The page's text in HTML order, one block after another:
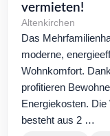
vermieten!
Altenkirchen
Das
moderne,
Wohnkomfort.
profitieren
Energiekosten.
besteht aus 2 …